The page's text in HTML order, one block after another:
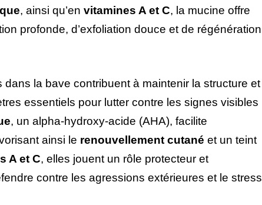
, ainsi qu’en vitamines A et C, la mucine offre
profonde, d’exfoliation douce et de régénération
dans la bave contribuent à maintenir la structure et
essentiels pour lutter contre les signes visibles
, un alpha-hydroxy-acide (AHA), facilite
ainsi le renouvellement cutané et un teint
A et C, elles jouent un rôle protecteur et
contre les agressions extérieures et le stress